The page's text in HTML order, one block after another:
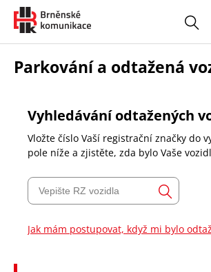
DOPRAVNÍ SITUACE
SPRÁVA A ÚDRŽBA KOMUNIKACÍ
STAVBY
CHYTRÉ MĚSTO
Parkování a odtažená
Vyhledávání odtažených
Vložte číslo Vaší registrační značky do
pole níže a zjistěte, zda bylo Vaše
Jak mám postupovat, když mi bylo